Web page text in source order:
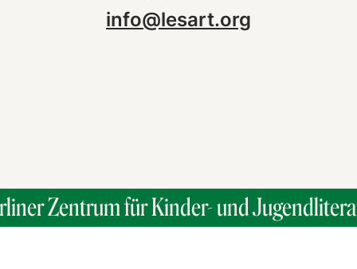
info@lesart.org
Zentrum für Kinder- und